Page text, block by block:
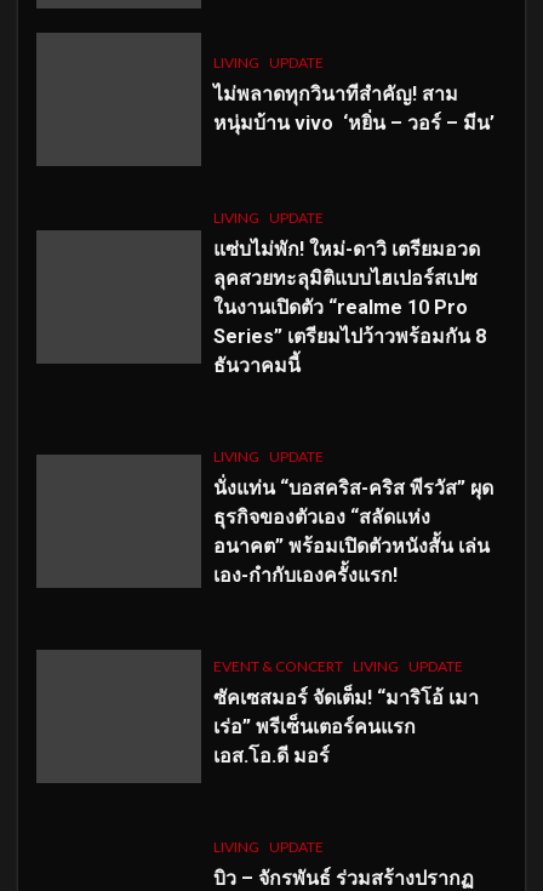
LIVING UPDATE
ไม่พลาดทุกวินาทีสำคัญ! สาม
หนุ่มบ้าน vivo ‘หยิ่น – วอร์ – มีน’
LIVING UPDATE
แซ่บไม่พัก! ใหม่-ดาวิ เตรียมอวด
ลุคสวยทะลุมิติแบบไฮเปอร์สเปซ
ในงานเปิดตัว “realme 10 Pro
Series” เตรียมไปว้าวพร้อมกัน 8
ธันวาคมนี้
LIVING UPDATE
นั่งแท่น “บอสคริส-คริส พีรวัส” ผุด
ธุรกิจของตัวเอง “สลัดแห่ง
อนาคต” พร้อมเปิดตัวหนังสั้น เล่น
เอง-กำกับเองครั้งแรก!
EVENT & CONCERT LIVING UPDATE
ซัคเซสมอร์ จัดเต็ม! “มาริโอ้ เมา
เร่อ” พรีเซ็นเตอร์คนแรก
เอส.โอ.ดี มอร์
LIVING UPDATE
บิว – จักรพันธ์ ร่วมสร้างปรากฏ